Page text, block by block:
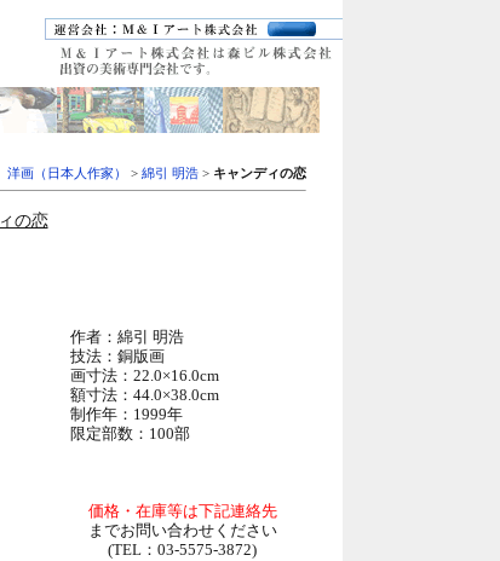
洋画（日本人作家） > 綿引 明浩> キャンディの恋
の恋
作者：綿引 明浩
技法：銅版画
画寸法：22.0×16.0cm
額寸法：44.0×38.0cm
制作年：1999年
限定部数：100部
価格・在庫等は下記連絡先
までお問い合わせください
(TEL：03-5575-3872)